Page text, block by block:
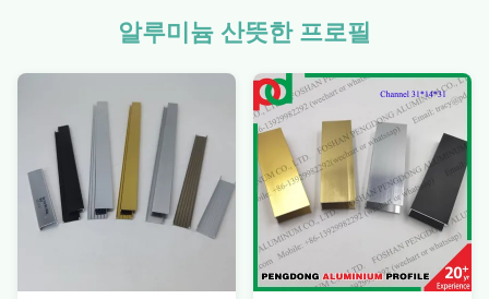
알루미늄 산뜻한 프로필